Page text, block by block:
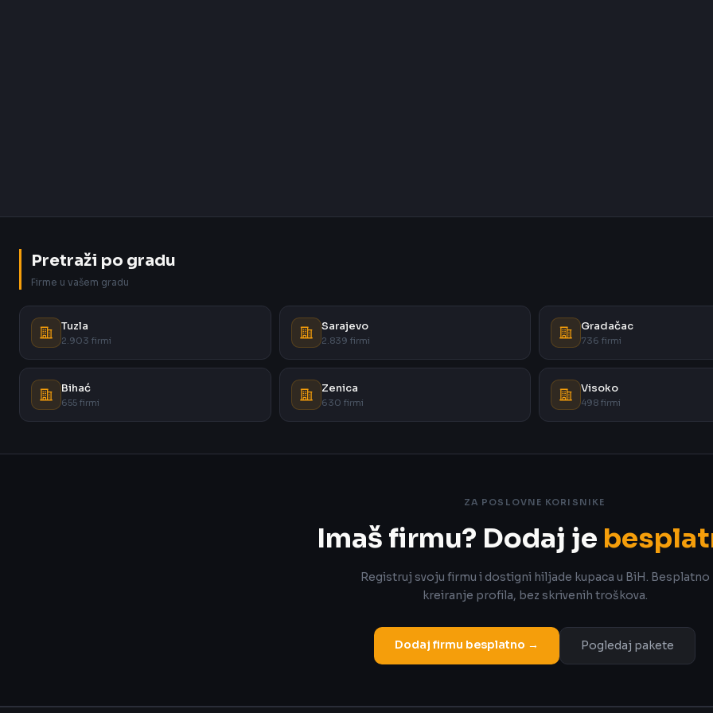
Pretraži po gradu
Firme u vašem gradu
Tuzla
2.903 firmi
Sarajevo
2.839 firmi
Gradačac
736 firmi
Bihać
655 firmi
Zenica
630 firmi
Visoko
498 firmi
ZA POSLOVNE KORISNIKE
Imaš firmu? Dodaj je
Registruj svoju firmu i dostigni hiljade kupaca u BiH. Besplatno
kreiranje profila, bez skrivenih troškova.
Dodaj firmu besplatno → Pogledaj pakete